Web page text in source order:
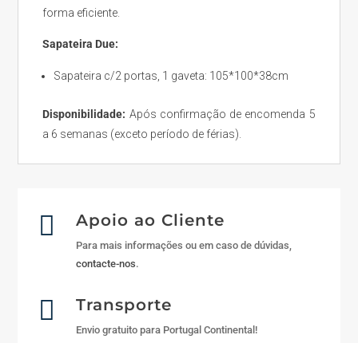
forma eficiente.
Sapateira Due:
Sapateira c/2 portas, 1 gaveta: 105*100*38cm
Disponibilidade: Após confirmação de encomenda 5
a 6 semanas (exceto período de férias).
 Apoio ao Cliente
Para mais informações ou em caso de dúvidas,
contacte-nos.
 Transporte
Envio gratuito para Portugal Continental!